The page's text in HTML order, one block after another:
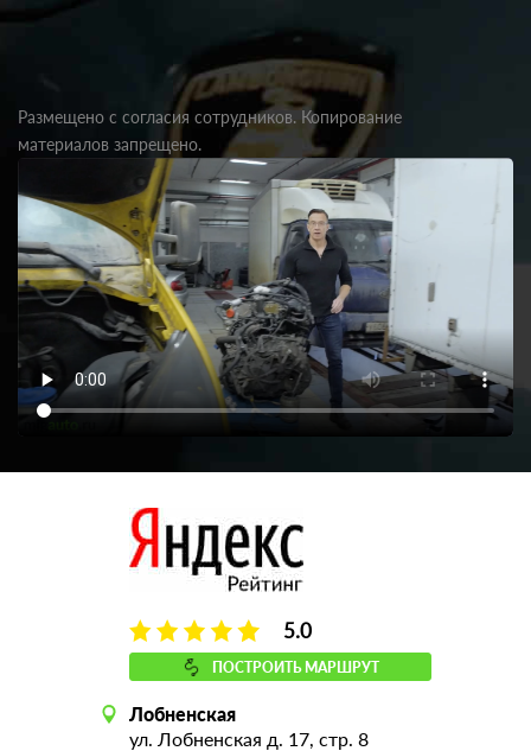
Размещено с согласия сотрудников. Копирование
материалов запрещено.
5.0
ПОСТРОИТЬ МАРШРУТ
Лобненская
ул. Лобненская д. 17, стр. 8